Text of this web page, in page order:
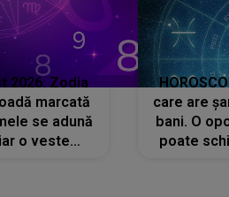
2026. Zodia
marcată
se adună
o veste
care are
bani. O
poate